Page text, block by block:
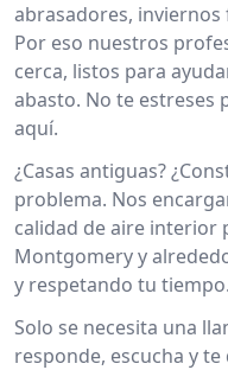
abrasadores,
Por eso nuestros
cerca, listos para
abasto. No te
aquí.
¿Casas antiguas?
problema. Nos
calidad de aire interior
Montgomery y
y respetando tu
Solo se necesita una
responde, escucha y